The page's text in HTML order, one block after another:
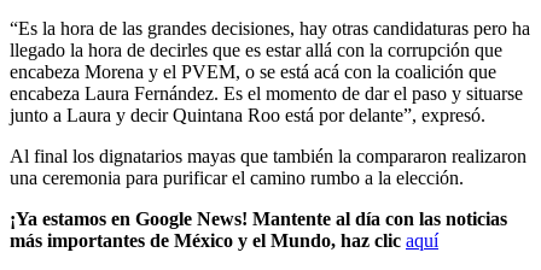
“Es la hora de las grandes decisiones, hay otras candidaturas pero ha
llegado la hora de decirles que es estar allá con la corrupción que
encabeza Morena y el PVEM, o se está acá con la coalición que
encabeza Laura Fernández. Es el momento de dar el paso y situarse
junto a Laura y decir Quintana Roo está por delante”, expresó.
Al final los dignatarios mayas que también la compararon realizaron
una ceremonia para purificar el camino rumbo a la elección.
¡Ya estamos en Google News! Mantente al día con las noticias
más importantes de México y el Mundo, haz clic aquí